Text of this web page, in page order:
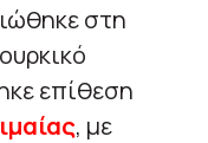
στη
επίθεση
, με